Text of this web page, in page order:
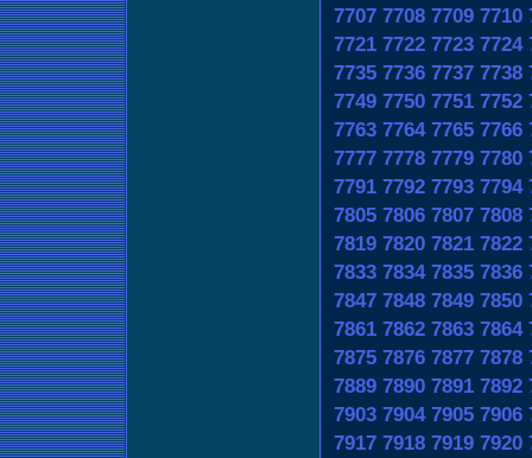
7707 7708 7709 7710
7721 7722 7723 7724
7735 7736 7737 7738
7749 7750 7751 7752
7763 7764 7765 7766
7777 7778 7779 7780
7791 7792 7793 7794
7805 7806 7807 7808
7819 7820 7821 7822
7833 7834 7835 7836
7847 7848 7849 7850
7861 7862 7863 7864
7875 7876 7877 7878
7889 7890 7891 7892
7903 7904 7905 7906
7917 7918 7919 7920